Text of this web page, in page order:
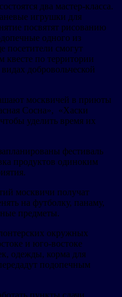
два мастер-класса.
игрушки для
посвятят рисованию
одного из
посетители смогут
квесте по территории
добровольческой
москвичей в приюты
Сосна», «Хаски
уделить время их
фестиваль
продуктов одиноким
москвичи получат
на футболку, панаму,
предметы.
окружных
и юго-востоке
одежды, корма для
подопечным
пункты сдачи